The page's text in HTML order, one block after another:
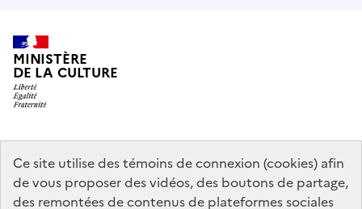
Ce site utilise des témoins de connexion (cookies) afin
de vous proposer des vidéos, des boutons de partage,
des remontées de contenus de plateformes sociales
MINISTÈRE
DE LA CULTURE
data.gouv.fr legifrance.gouv.fr
info.gouv.fr
service-public.gouv.fr